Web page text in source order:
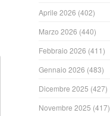
Aprile 2026 (402)
Marzo 2026 (440)
Febbraio 2026 (411)
Gennaio 2026 (483)
Dicembre 2025 (427)
Novembre 2025 (417)